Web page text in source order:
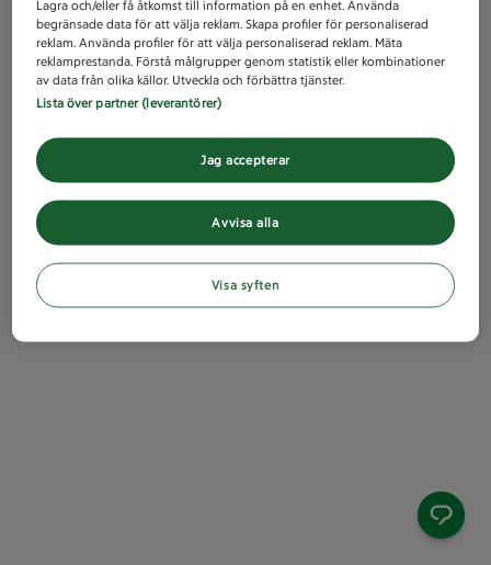
Lagra och/eller få åtkomst till information på en enhet. Använda
begränsade data för att välja reklam. Skapa profiler för personaliserad
reklam. Använda profiler för att välja personaliserad reklam. Mäta
reklamprestanda. Förstå målgrupper genom statistik eller kombinationer
av data från olika källor. Utveckla och förbättra tjänster.
Lista över partner (leverantörer)
Avvisa alla
Jag accepterar
Visa syften